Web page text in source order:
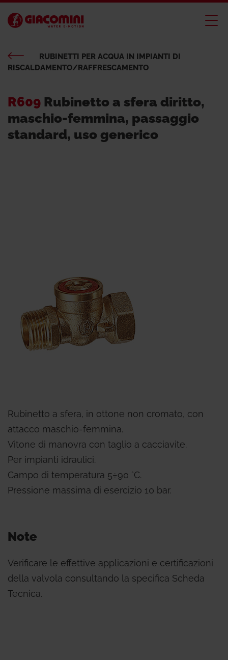
RUBINETTI PER ACQUA IN IMPIANTI DI
RISCALDAMENTO/RAFFRESCAMENTO
R609 Rubinetto a sfera diritto,
maschio-femmina, passaggio
standard, uso generico
Rubinetto a sfera, in ottone non cromato, con
attacco maschio-femmina.
Vitone di manovra con taglio a cacciavite.
Per impianti idraulici.
Campo di temperatura 5÷90 °C.
Pressione massima di esercizio 10 bar.
Note
Verificare le effettive applicazioni e certificazioni
della valvola consultando la specifica Scheda
Tecnica.